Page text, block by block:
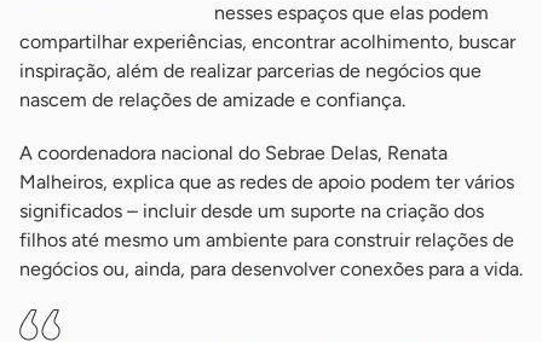
nesses espaços que elas podem
compartilhar experiências, encontrar acolhimento, buscar
inspiração, além de realizar parcerias de negócios que
nascem de relações de amizade e confiança.
A coordenadora nacional do Sebrae Delas, Renata
Malheiros, explica que as redes de apoio podem ter vários
significados – incluir desde um suporte na criação dos
filhos até mesmo um ambiente para construir relações de
negócios ou, ainda, para desenvolver conexões para a vida.